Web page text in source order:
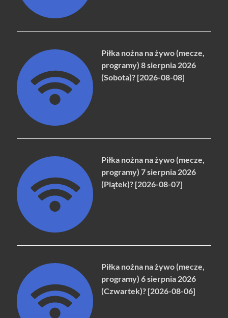
Piłka nożna na żywo (mecze,
programy) 8 sierpnia 2026
(Sobota)? [2026-08-08]
Piłka nożna na żywo (mecze,
programy) 7 sierpnia 2026
(Piątek)? [2026-08-07]
Piłka nożna na żywo (mecze,
programy) 6 sierpnia 2026
(Czwartek)? [2026-08-06]